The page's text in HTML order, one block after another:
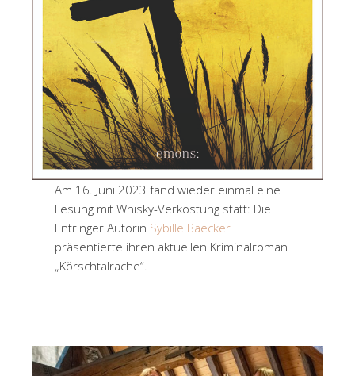
Am 16. Juni 2023 fand wieder einmal eine
Lesung mit Whisky-Verkostung statt: Die
Entringer Autorin Sybille Baecker
präsentierte ihren aktuellen Kriminalroman
„Körschtalrache“.